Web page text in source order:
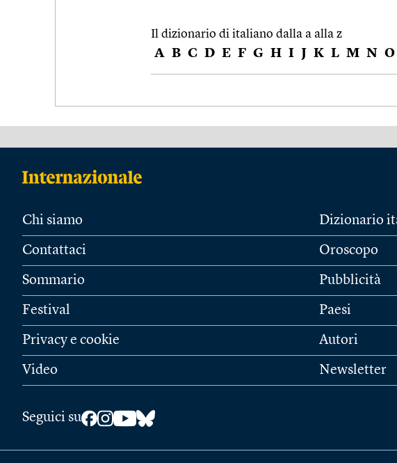
Il dizionario di italiano dalla a alla z
A B C D E F G H I J K L M N O
Chi siamo
Contattaci
Sommario
Festival
Privacy e cookie
Video
Dizionario
Oroscopo
Pubblicità
Paesi
Autori
Newsletter
Seguici su